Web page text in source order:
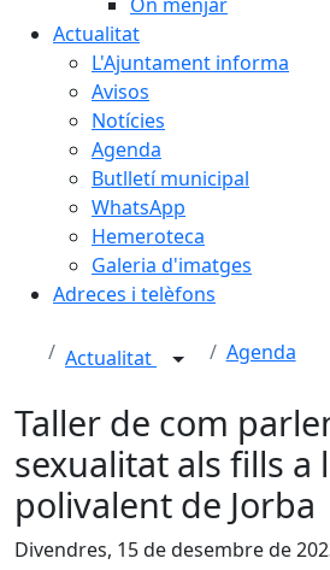
Actualitat
L'Ajuntament informa
Avisos
Notícies
Agenda
Butlletí municipal
WhatsApp
Hemeroteca
Galeria d'imatges
Adreces i telèfons
Actualitat Agenda
Taller de com
sexualitat als fills a
polivalent de Jorba
Divendres, 15 de desembre de